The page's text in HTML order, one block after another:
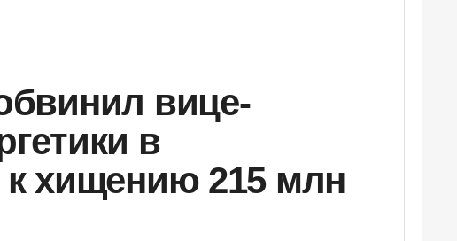
вице-
в
к хищению 215 млн